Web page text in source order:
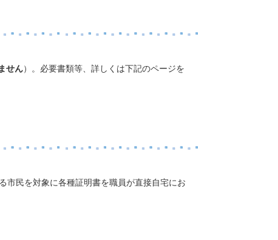
せん）。必要書類等、詳しくは下記のページを
市民を対象に各種証明書を職員が直接自宅にお